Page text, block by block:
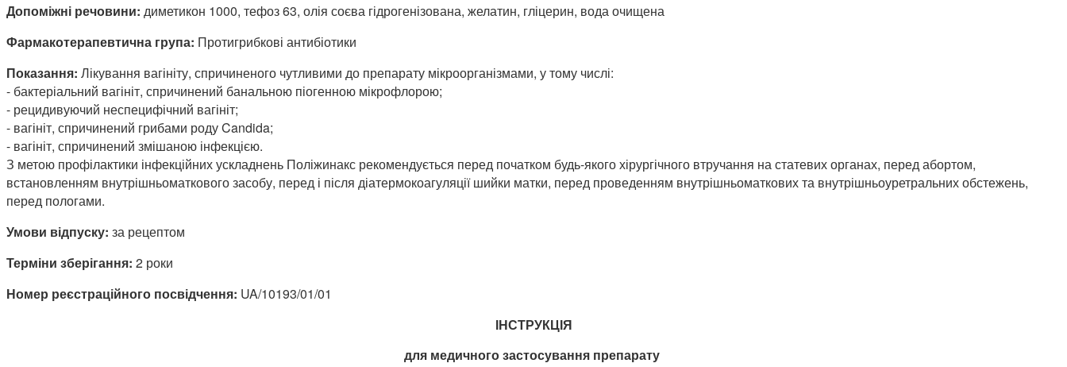
Допоміжні речовини: диметикон 1000, тефоз 63, олія соєва гідрогенізована, желатин, гліцерин, вода очищена
Фармакотерапевтична група: Протигрибкові антибіотики
Показання: Лікування вагініту, спричиненого чутливими до препарату мікроорганізмами, у тому числі:
- бактеріальний вагініт, спричинений банальною піогенною мікрофлорою;
- рецидивуючий неспецифічний вагініт;
- вагініт, спричинений грибами роду Candida;
- вагініт, спричинений змішаною інфекцією.
З метою профілактики інфекційних ускладнень Поліжинакс рекомендується перед початком будь-якого хірургічного втручання на статевих органах, перед абортом,
встановленням внутрішньоматкового засобу, перед і після діатермокоагуляції шийки матки, перед проведенням внутрішньоматкових та внутрішньоуретральних обстежень,
перед пологами.
Умови відпуску: за рецептом
Терміни зберігання: 2 роки
Номер реєстраційного посвідчення: UA/10193/01/01
ІНСТРУКЦІЯ
для медичного застосування препарату